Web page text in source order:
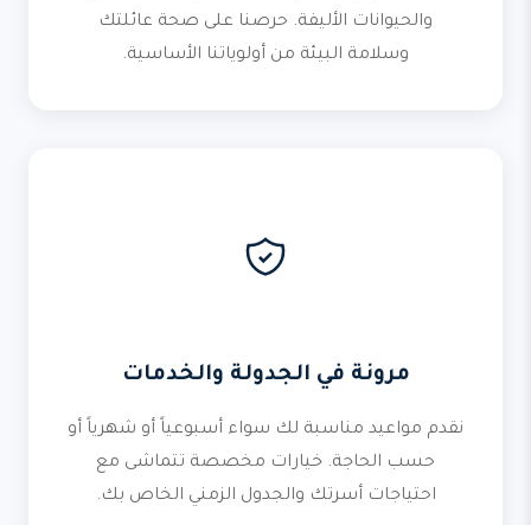
والحيوانات الأليفة. حرصنا على صحة عائلتك
وسلامة البيئة من أولوياتنا الأساسية.
مرونة في الجدولة والخدمات
نقدم مواعيد مناسبة لك سواء أسبوعياً أو شهرياً أو
حسب الحاجة. خيارات مخصصة تتماشى مع
احتياجات أسرتك والجدول الزمني الخاص بك.